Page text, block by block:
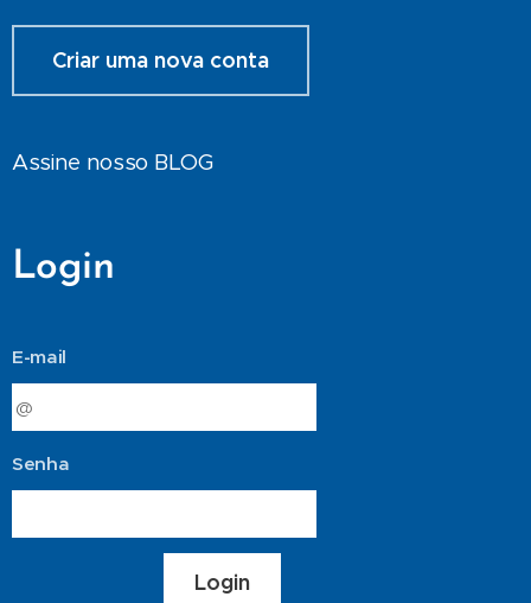
Criar uma nova conta
Assine nosso BLOG
Login
E-mail
Senha
Login